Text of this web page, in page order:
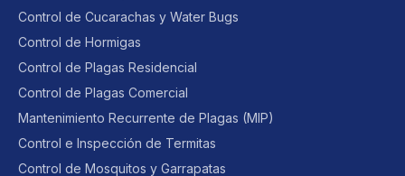
Control de Cucarachas y Water Bugs
Control de Hormigas
Control de Plagas Residencial
Control de Plagas Comercial
Mantenimiento Recurrente de Plagas (MIP)
Control e Inspección de Termitas
Control de Mosquitos y Garrapatas